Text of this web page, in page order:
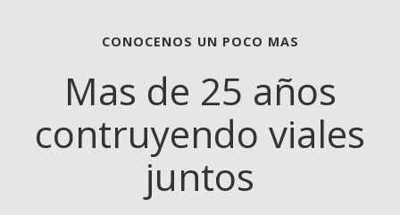
CONOCENOS UN POCO MAS
Mas de 25 años
contruyendo viales
juntos